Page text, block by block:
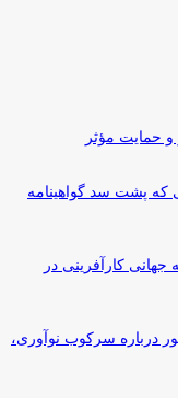
حمایت مؤثر
پشت سد گواهینامه
کارآفرینی در
درباره سرکوب نوآوری،